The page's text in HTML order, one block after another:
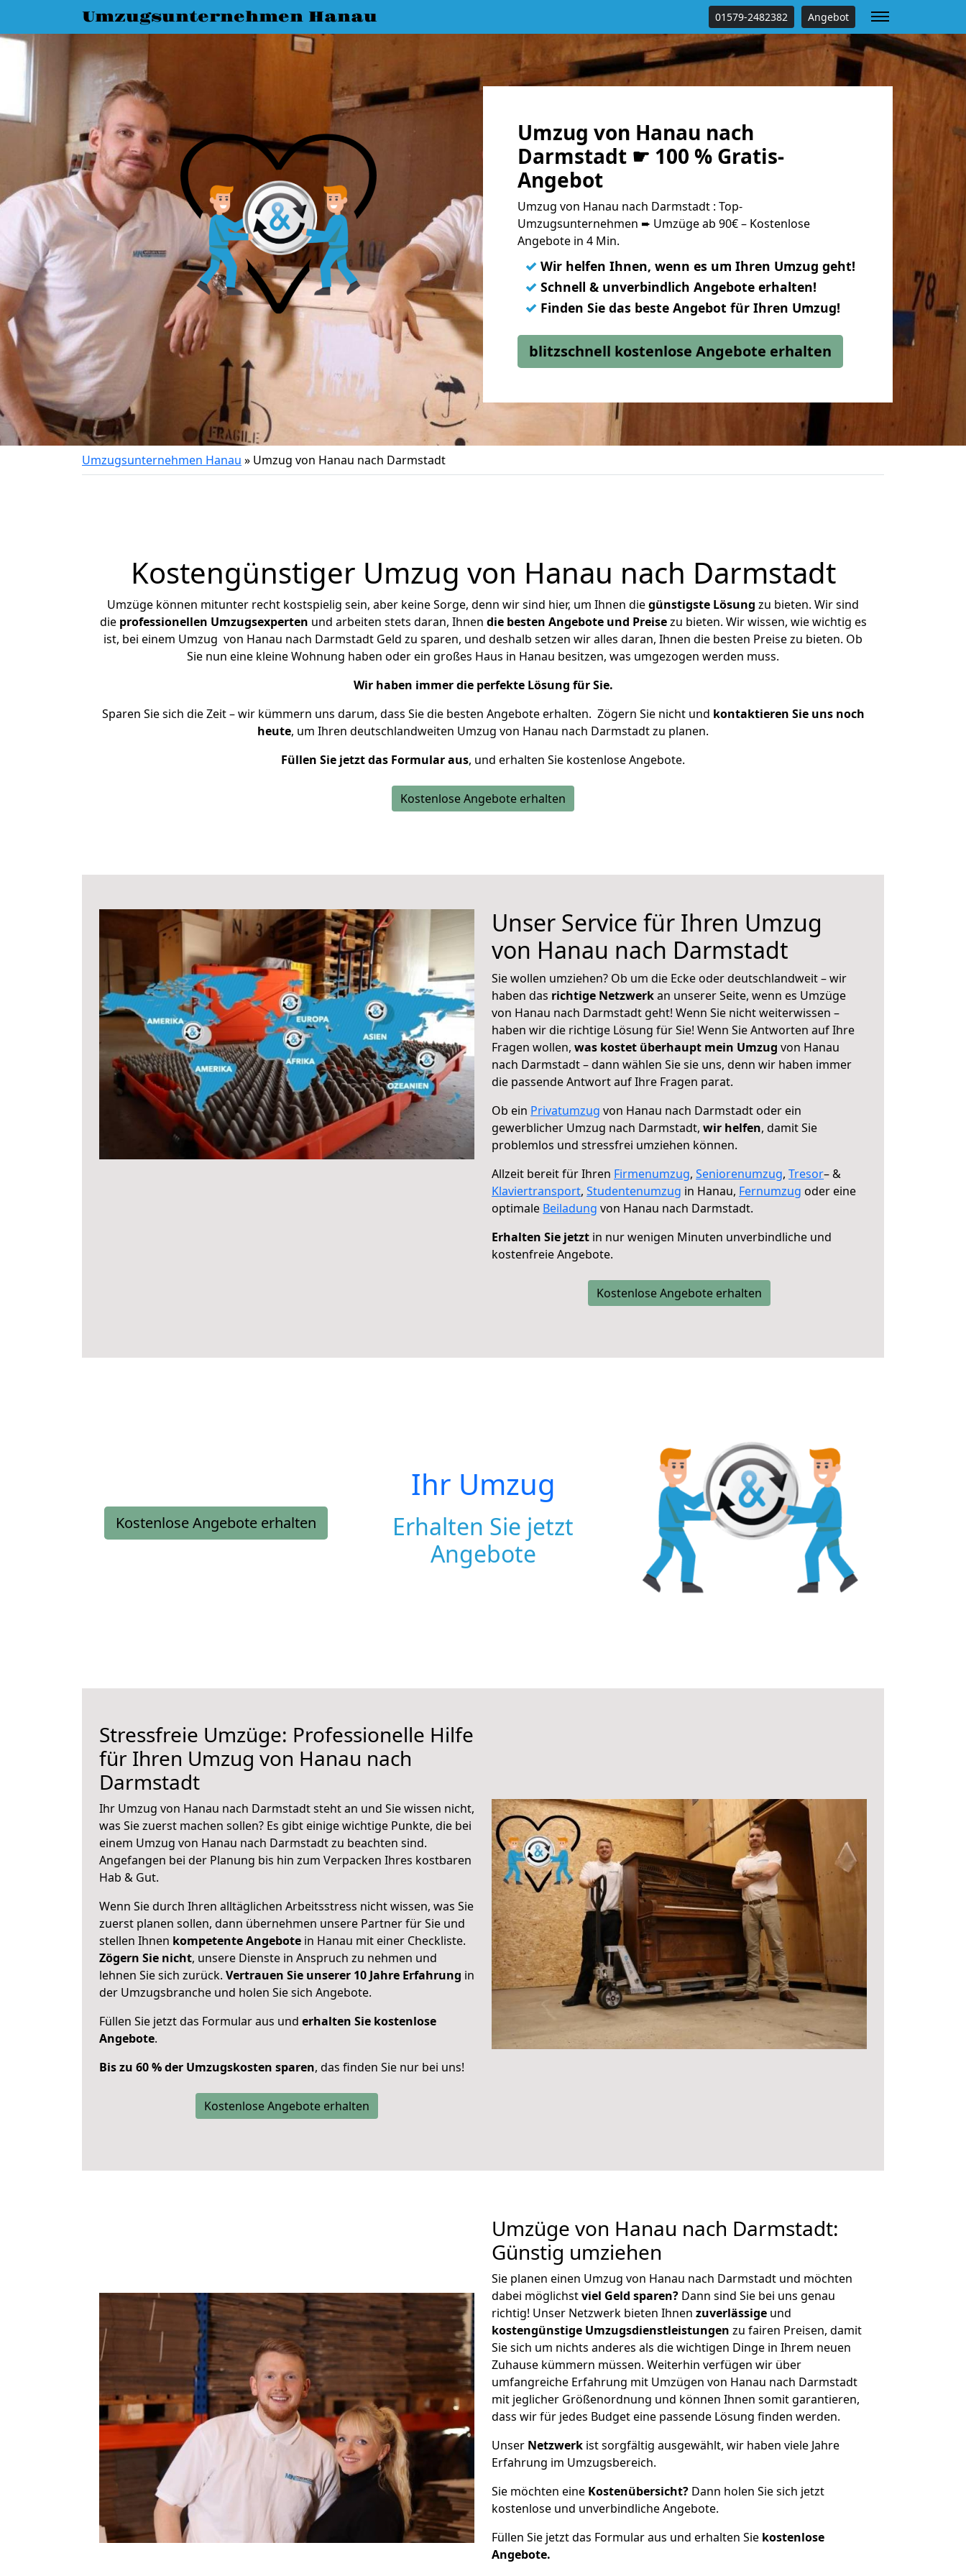
Umzugsunternehmen Hanau 01579-2482382 Angebot
Umzug von Hanau nach
Darmstadt ☛ 100 % Gratis-
Angebot
Umzug von Hanau nach Darmstadt : Top-
Umzugsunternehmen ➨ Umzüge ab 90€ – Kostenlose
Angebote in 4 Min.
✓ Wir helfen Ihnen, wenn es um Ihren Umzug geht!
✓ Schnell & unverbindlich Angebote erhalten!
✓ Finden Sie das beste Angebot für Ihren Umzug!
blitzschnell kostenlose Angebote erhalten
Umzugsunternehmen Hanau » Umzug von Hanau nach Darmstadt
Kostengünstiger Umzug von Hanau nach Darmstadt
Umzüge können mitunter recht kostspielig sein, aber keine Sorge, denn wir sind hier, um Ihnen diegünstigste Lösung zu bieten. Wir sind
die professionellen Umzugsexperten und arbeiten stets daran, Ihnen die besten Angebote und Preisezu bieten. Wir wissen, wie wichtig es
ist, bei einem Umzug von Hanau nach Darmstadt Geld zu sparen, und deshalb setzen wir alles daran, Ihnen die besten Preise zu bieten. Ob
Sie nun eine kleine Wohnung haben oder ein großes Haus in Hanau besitzen, was umgezogen werden muss.
Wir haben immer die perfekte Lösung für Sie.
Sparen Sie sich die Zeit – wir kümmern uns darum, dass Sie die besten Angebote erhalten. Zögern Sie nicht und kontaktieren Sie uns noch
heute, um Ihren deutschlandweiten Umzug von Hanau nach Darmstadt zu planen.
Füllen Sie jetzt das Formular aus, und erhalten Sie kostenlose Angebote.
Kostenlose Angebote erhalten
Unser Service für Ihren Umzug
von Hanau nach Darmstadt
Sie wollen umziehen? Ob um die Ecke oder deutschlandweit – wir
haben das richtige Netzwerkan unserer Seite, wenn es Umzüge
von Hanau nach Darmstadt geht! Wenn Sie nicht weiterwissen –
haben wir die richtige Lösung für Sie! Wenn Sie Antworten auf Ihre
Fragen wollen, was kostet überhaupt mein Umzug von Hanau
nach Darmstadt – dann wählen Sie sie uns, denn wir haben immer
die passende Antwort auf Ihre Fragen parat.
Ob ein Privatumzug von Hanau nach Darmstadt oder ein
gewerblicher Umzug nach Darmstadt, wir helfen, damit Sie
problemlos und stressfrei umziehen können.
Allzeit bereit für Ihren Firmenumzug, Seniorenumzug, Tresor– &
Klaviertransport, Studentenumzug in Hanau, Fernumzug oder eine
optimale Beiladung von Hanau nach Darmstadt.
Erhalten Sie jetzt in nur wenigen Minuten unverbindliche und
kostenfreie Angebote.
Kostenlose Angebote erhalten
Kostenlose Angebote erhalten
Ihr Umzug
Erhalten Sie jetzt
Angebote
Stressfreie Umzüge: Professionelle Hilfe
für Ihren Umzug von Hanau nach
Darmstadt
Ihr Umzug von Hanau nach Darmstadt steht an und Sie wissen nicht,
was Sie zuerst machen sollen? Es gibt einige wichtige Punkte, die bei
einem Umzug von Hanau nach Darmstadt zu beachten sind.
Angefangen bei der Planung bis hin zum Verpacken Ihres kostbaren
Hab & Gut.
Wenn Sie durch Ihren alltäglichen Arbeitsstress nicht wissen, was Sie
zuerst planen sollen, dann übernehmen unsere Partner für Sie und
stellen Ihnen kompetente Angebote in Hanau mit einer Checkliste.
Zögern Sie nicht, unsere Dienste in Anspruch zu nehmen und
lehnen Sie sich zurück. Vertrauen Sie unserer 10 Jahre Erfahrung in
der Umzugsbranche und holen Sie sich Angebote.
Füllen Sie jetzt das Formular aus und erhalten Sie kostenlose
Angebote.
Bis zu 60 % der Umzugskosten sparen, das finden Sie nur bei uns!
Kostenlose Angebote erhalten
Umzüge von Hanau nach Darmstadt:
Günstig umziehen
Sie planen einen Umzug von Hanau nach Darmstadt und möchten
dabei möglichstviel Geld sparen? Dann sind Sie bei uns genau
richtig! Unser Netzwerk bieten Ihnen zuverlässige und
kostengünstige Umzugsdienstleistungen zu fairen Preisen, damit
Sie sich um nichts anderes als die wichtigen Dinge in Ihrem neuen
Zuhause kümmern müssen. Weiterhin verfügen wir über
umfangreiche Erfahrung mit Umzügen von Hanau nach Darmstadt
mit jeglicher Größenordnung und können Ihnen somit garantieren,
dass wir für jedes Budget eine passende Lösung finden werden.
Unser Netzwerk ist sorgfältig ausgewählt, wir haben viele Jahre
Erfahrung im Umzugsbereich.
Sie möchten eine Kostenübersicht? Dann holen Sie sich jetzt
kostenlose und unverbindliche Angebote.
Füllen Sie jetzt das Formular aus und erhalten Sie kostenlose
Angebote.